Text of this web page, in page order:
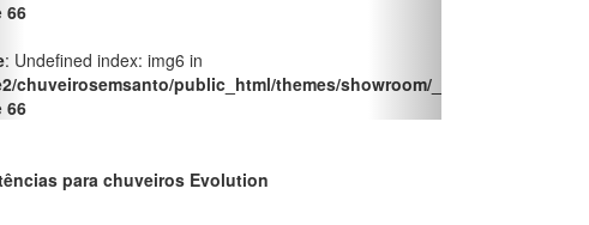
66
: Undefined index: img6 in
chuveirosemsanto/public_html/themes/showroom/_pages/produto.php
66
para chuveiros Evolution